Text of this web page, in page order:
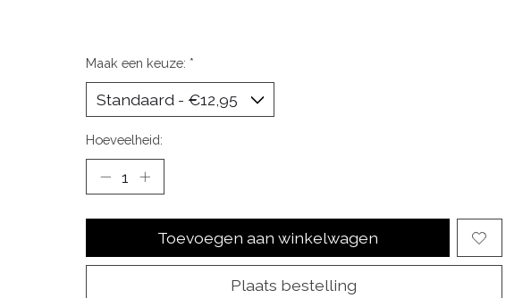
Maak een keuze: *
Hoeveelheid:
Toevoegen aan winkelwagen
Plaats bestelling